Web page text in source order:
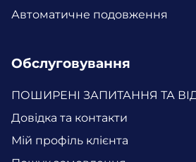
Автоматичне подовження
Обслуговування
ПОШИРЕНІ ЗАПИТАННЯ ТА
Довідка та контакти
Мій профіль клієнта